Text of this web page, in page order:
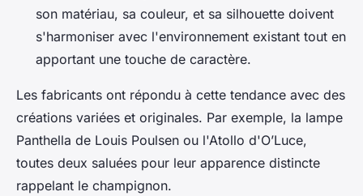
son matériau, sa couleur, et sa silhouette doivent
s'harmoniser avec l'environnement existant tout en
apportant une touche de caractère.
Les fabricants ont répondu à cette tendance avec des
créations variées et originales. Par exemple, la lampe
Panthella de Louis Poulsen ou l'Atollo d'O’Luce,
toutes deux saluées pour leur apparence distincte
rappelant le champignon.